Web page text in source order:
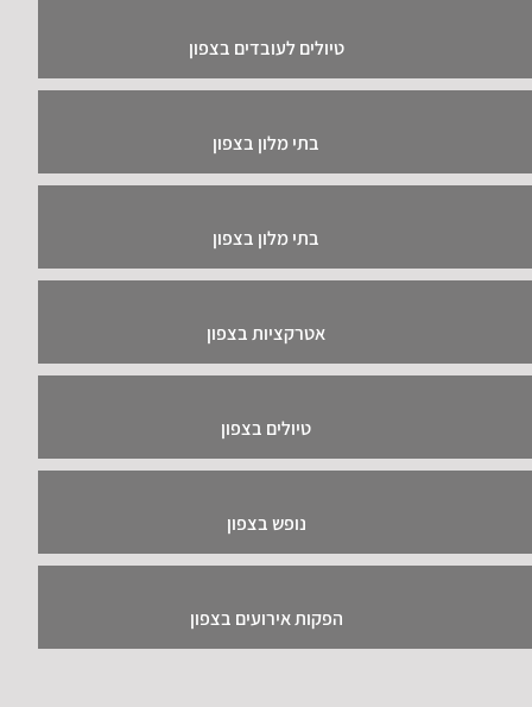
טיולים לעובדים בצפון
בתי מלון בצפון
בתי מלון בצפון
אטרקציות בצפון
טיולים בצפון
נופש בצפון
הפקות אירועים בצפון